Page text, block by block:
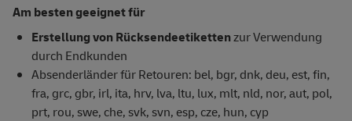
Am besten geeignet für
Erstellung von Rücksendeetikettenzur Verwendung
durch Endkunden
Absenderländer für Retouren: bel, bgr, dnk, deu, est, fin,
fra, grc, gbr, irl, ita, hrv, lva, ltu, lux, mlt, nld, nor, aut, pol,
prt, rou, swe, che, svk, svn, esp, cze, hun, cyp